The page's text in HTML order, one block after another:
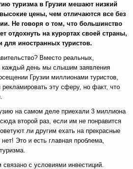
туризма в Грузии мешают низкий
цены, чем отличаются все без
Не говоря о том, что большинство
отдохнуть на курортах своей страны,
иностранных туристов.
Вместо реальных,
каждый день мы слышим заявления
Грузии миллионами туристов,
эту сферу, но факт, что
на самом деле приехали 3 миллиона
второй раз, если им не понравится
ли другим ехать на прекрасные
Это и есть главная проблема,
связано с условиями инвестиций.